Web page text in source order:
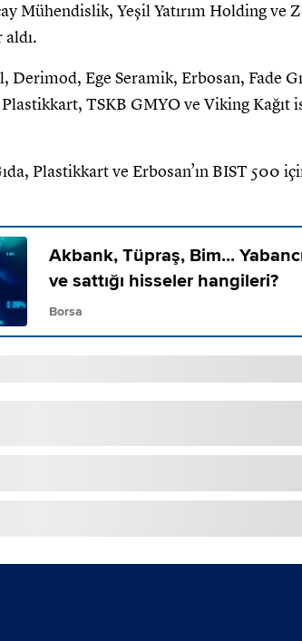
Mühendislik, Yeşil Yatırım Holding ve
Derimod, Ege Seramik, Erbosan, Fade
TSKB GMYO ve Viking Kağıt
Plastikkart ve Erbosan’ın BIST 500
Akbank, Tüpraş, Bim... Yabancı
ve sattığı hisseler hangileri?
Borsa